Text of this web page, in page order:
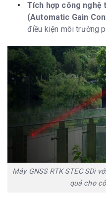
SSD 8GB
Truyền dữ liệu
Type-C
FTP/
Định dạng
RTCM
3.1,
coord.,
GPS output
VRS,
Type-C
Antenna Port
Upward
2W Tx/
S-LINK,
WiFi
802.11b/
Bluetooth
Tích hợp công nghệ
(Automatic Gain
điều kiện môi trường
Máy GNSS RTK STEC SDi
quả cho